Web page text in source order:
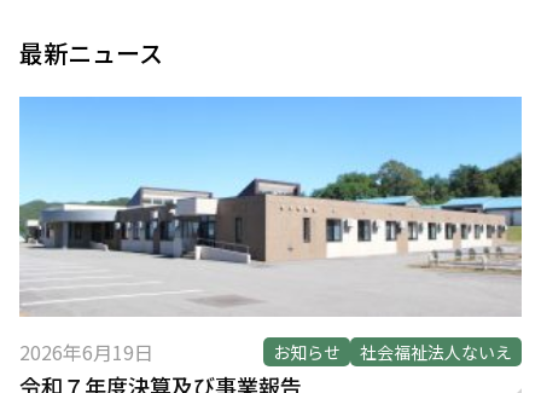
最新ニュース
2026年6月19日 お知らせ 社会福祉法人ないえ
令和７年度決算及び事業報告